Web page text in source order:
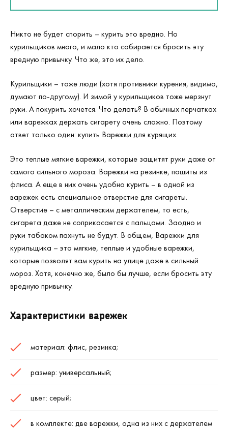
Никто не будет спорить – курить это вредно. Но
курильщиков много, и мало кто собирается бросить эту
вредную привычку. Что же, это их дело.
Курильщики – тоже люди (хотя противники курения, видимо,
думают по-другому). И зимой у курильщиков тоже мерзнут
руки. А покурить хочется. Что делать? В обычных перчатках
или варежках держать сигарету очень сложно. Поэтому
ответ только один: купить Варежки для курящих.
Это теплые мягкие варежки, которые защитят руки даже от
самого сильного мороза. Варежки на резинке, пошиты из
флиса. А еще в них очень удобно курить – в одной из
варежек есть специальное отверстие для сигареты.
Отверстие – с металлическим держателем, то есть,
сигарета даже не соприкасается с пальцами. Заодно и
руки табаком пахнуть не будут. В общем, Варежки для
курильщика – это мягкие, теплые и удобные варежки,
которые позволят вам курить на улице даже в сильный
мороз. Хотя, конечно же, было бы лучше, если бросить эту
вредную привычку.
Характеристики варежек
материал: флис, резинка;
размер: универсальный;
цвет: серый;
в комплекте: две варежки, одна из них с держателем